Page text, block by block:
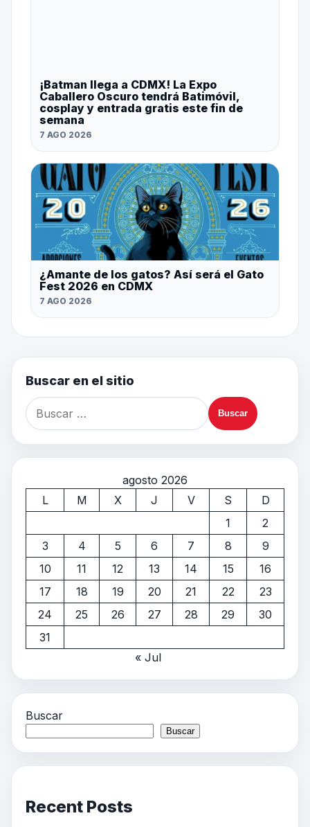
¡Batman llega a CDMX! La Expo
Caballero Oscuro tendrá Batimóvil,
cosplay y entrada gratis este fin de
semana
7 AGO 2026
¿Amante de los gatos? Así será el Gato
Fest 2026 en CDMX
7 AGO 2026
Buscar en el sitio
agosto 2026
L
M X J V S
D
1
2
3
4 5 6 7 8
9
10
11 12 13 14 15
16
17
18 19 20 21 22
23
24
25 26 27 28 29
30
31
« Jul
Buscar
Buscar
Recent Posts